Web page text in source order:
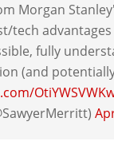
Morgan
tech
fully
(and